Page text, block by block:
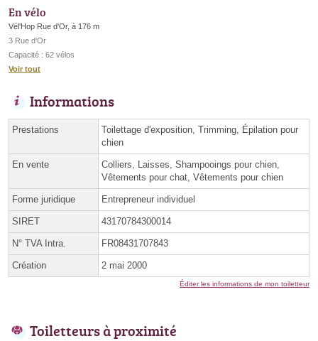
En vélo
Vél'Hop Rue d'Or, à 176 m
3 Rue d'Or
Capacité : 62 vélos
Voir tout
Informations
Prestations
Toilettage d'exposition, Trimming, Épilation pour
chien
En vente
Colliers, Laisses, Shampooings pour chien,
Vêtements pour chat, Vêtements pour chien
Forme juridique Entrepreneur individuel
SIRET 43170784300014
N° TVA Intra. FR08431707843
Création 2 mai 2000
Éditer les informations de mon toiletteur
Toiletteurs à proximité